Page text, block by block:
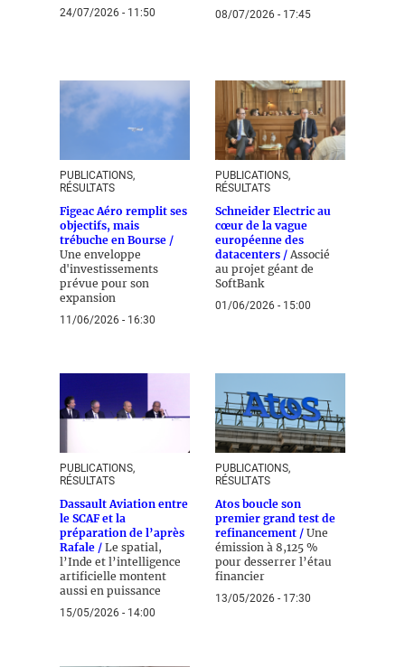
24/07/2026 - 11:50 08/07/2026 - 17:45
PUBLICATIONS,
RÉSULTATS
Figeac Aéro remplit ses
objectifs, mais
trébuche en Bourse /
Une enveloppe
d'investissements
prévue pour son
expansion
11/06/2026 - 16:30
PUBLICATIONS,
RÉSULTATS
Schneider Electric au
cœur de la vague
européenne des
datacenters / Associé
au projet géant de
SoftBank
01/06/2026 - 15:00
PUBLICATIONS,
RÉSULTATS
Dassault Aviation entre
le SCAF et la
préparation de l’après
Rafale / Le spatial,
l’Inde et l’intelligence
artificielle montent
aussi en puissance
15/05/2026 - 14:00
PUBLICATIONS,
RÉSULTATS
Atos boucle son
premier grand test de
refinancement / Une
émission à 8,125 %
pour desserrer l’étau
financier
13/05/2026 - 17:30